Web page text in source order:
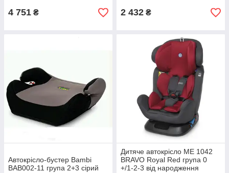
4 751 ₴ 2 432 ₴
Автокрісло-бустер Bambi
BAB002-11 група 2+3 сірий
Дитяче автокрісло ME 1042
BRAVO Royal Red група 0
+/1-2-3 від народження